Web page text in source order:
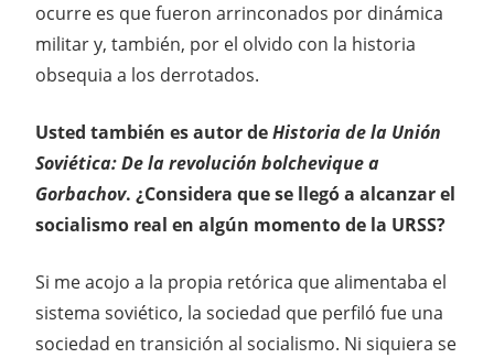
ocurre es que fueron arrinconados por dinámica
militar y, también, por el olvido con la historia
obsequia a los derrotados.
Usted también es autor deHistoria de la Unión
Soviética: De la revolución bolchevique a
Gorbachov. ¿Considera que se llegó a alcanzar el
socialismo real en algún momento de la URSS?
Si me acojo a la propia retórica que alimentaba el
sistema soviético, la sociedad que perfiló fue una
sociedad en transición al socialismo. Ni siquiera se